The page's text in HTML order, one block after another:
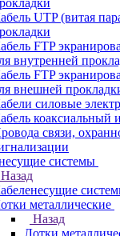
UTP (витая
FTP
внутренней
FTP
внешней
силовые
связи,
системы
Назад
металлические
Назад
Лотки